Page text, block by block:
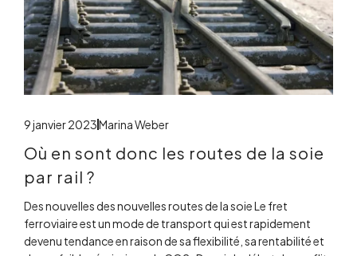
9 janvier 2023Marina Weber
Où en sont donc les routes de la soie
par rail ?
Des nouvelles des nouvelles routes de la soie Le fret
ferroviaire est un mode de transport qui est rapidement
devenu tendance en raison de sa flexibilité, sa rentabilité et